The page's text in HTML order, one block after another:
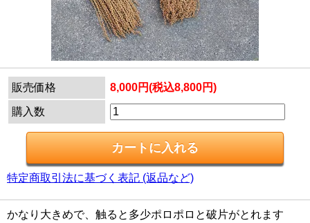
販売価格 8,000円(税込8,800円)
購入数
特定商取引法に基づく表記 (返品など)
かなり大きめで、触ると多少ポロポロと破片がとれます